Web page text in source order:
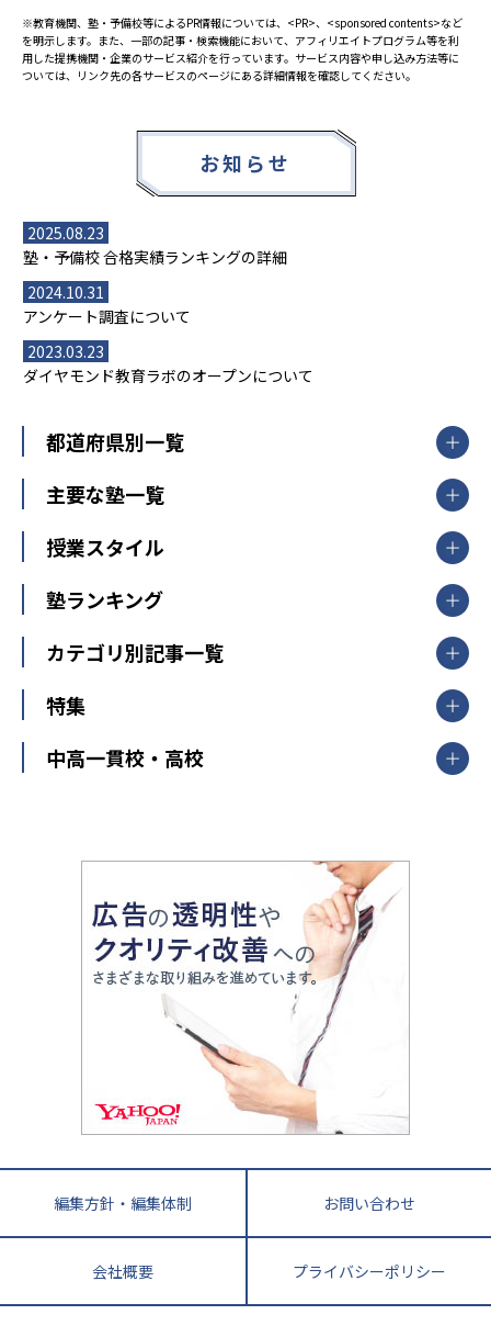
※教育機関、塾・予備校等によるPR情報については、<PR>、<sponsored contents>など
を明示します。また、一部の記事・検索機能において、アフィリエイトプログラム等を利
用した提携機関・企業のサービス紹介を行っています。サービス内容や申し込み方法等に
ついては、リンク先の各サービスのページにある詳細情報を確認してください。
お知らせ
2025.08.23
塾・予備校 合格実績ランキングの詳細
2024.10.31
アンケート調査について
2023.03.23
ダイヤモンド教育ラボのオープンについて
都道府県別一覧
北海道・東北
山形県
福島県
関東
東京都
神奈川県
茨城県
栃木県
群馬県
新潟県
中部
愛知県
静岡県
長野県
大阪府
兵庫県 京都府 奈良県
和歌山県
鳥取県
島根県 岡山県 広島県
香川県
高知県
長崎県 熊本県
鹿児島県 沖縄県
主要な塾一覧
【掲載塾一覧を見る】
東京個別指導学院
明光義塾
個別教室のトライ
武田塾
授業スタイル
個別指導
オンライン指導
塾ランキング
中学受験ランキング
カテゴリ別記事一覧
中学受験
大学受験
教育全般
大学受験塾の選び方
中学受験に熱心な市区町村ランキング
小学校受験
家庭教師
特集
開成番長直伝！子どもの受験を成功させる方法
運動と遊びを考える
情報Ⅰ、数学が苦手な人注目！最短距離の学力
アップ法
悩み多き「大学受験」相談室
英語・英会話・英検対策
小学校教師が解説！中学受験のリアル
教育ジャーナリストが徹底解説！ 大学受験の羅
中高一貫校・高校
大学入試改革
ママテクエグザム
進化する中高一貫校・高校
編集方針・編集体制 お問い合わせ
会社概要 プライバシーポリシー